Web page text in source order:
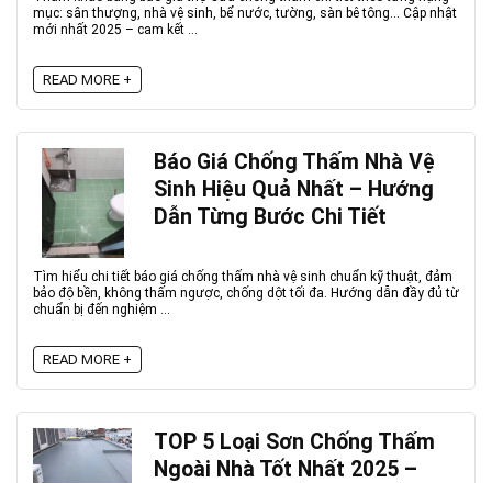
mục: sân thượng, nhà vệ sinh, bể nước, tường, sàn bê tông… Cập nhật
mới nhất 2025 – cam kết ...
READ MORE +
Báo Giá Chống Thấm Nhà Vệ
Sinh Hiệu Quả Nhất – Hướng
Dẫn Từng Bước Chi Tiết
Tìm hiểu chi tiết báo giá chống thấm nhà vệ sinh chuẩn kỹ thuật, đảm
bảo độ bền, không thấm ngược, chống dột tối đa. Hướng dẫn đầy đủ từ
chuẩn bị đến nghiệm ...
READ MORE +
TOP 5 Loại Sơn Chống Thấm
Ngoài Nhà Tốt Nhất 2025 –